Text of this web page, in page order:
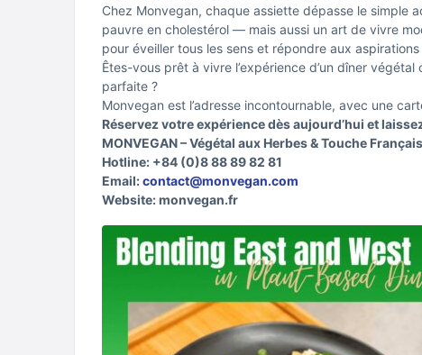
Chez Monvegan, chaque assiette dépasse le simple
pauvre en cholestérol — mais aussi un art de vivre
pour éveiller tous les sens et répondre aux
Êtes-vous prêt à vivre l’expérience d’un dîner
parfaite ?
Monvegan est l’adresse incontournable, avec une
Réservez votre expérience dès aujourd’hui et
MONVEGAN – Végétal aux Herbes & Touche
Hotline: +84 (0)8 88 89 82 81
Email:contact@monvegan.com
Website: monvegan.fr